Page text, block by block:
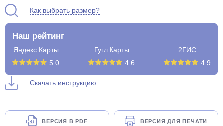
Как выбрать размер?
Наш рейтинг
Яндекс.Карты
5.0
Гугл.Карты
4.6
2ГИС
4.9
Скачать инструкцию
ВЕРСИЯ В PDF ВЕРСИЯ ДЛЯ ПЕЧАТИ